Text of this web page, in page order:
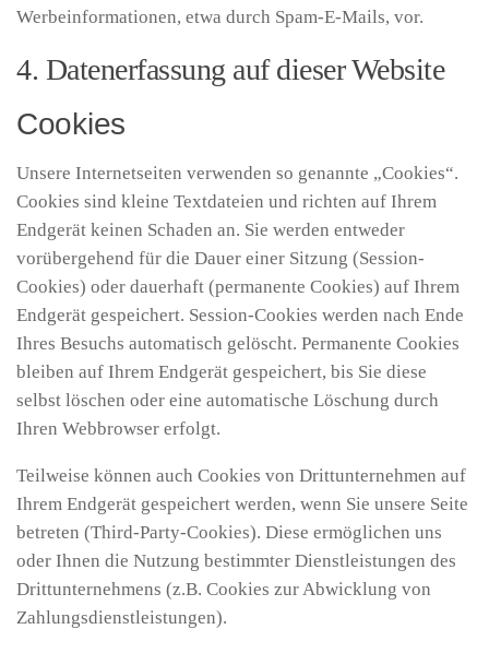
Werbeinformationen, etwa durch Spam-E-Mails, vor.
4. Datenerfassung auf dieser Website
Cookies
Unsere Internetseiten verwenden so genannte „Cookies“.
Cookies sind kleine Textdateien und richten auf Ihrem
Endgerät keinen Schaden an. Sie werden entweder
vorübergehend für die Dauer einer Sitzung (Session-
Cookies) oder dauerhaft (permanente Cookies) auf Ihrem
Endgerät gespeichert. Session-Cookies werden nach Ende
Ihres Besuchs automatisch gelöscht. Permanente Cookies
bleiben auf Ihrem Endgerät gespeichert, bis Sie diese
selbst löschen oder eine automatische Löschung durch
Ihren Webbrowser erfolgt.
Teilweise können auch Cookies von Drittunternehmen auf
Ihrem Endgerät gespeichert werden, wenn Sie unsere Seite
betreten (Third-Party-Cookies). Diese ermöglichen uns
oder Ihnen die Nutzung bestimmter Dienstleistungen des
Drittunternehmens (z.B. Cookies zur Abwicklung von
Zahlungsdienstleistungen).